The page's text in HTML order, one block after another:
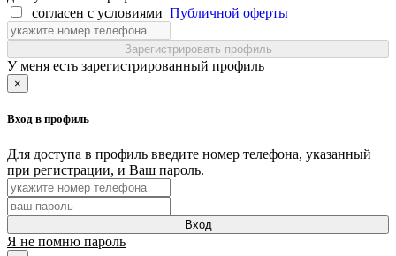
согласен с условиями Публичной оферты
Зарегистрировать профиль
У меня есть зарегистрированный профиль
×
Вход в профиль
Для доступа в профиль введите номер телефона, указанный
при регистрации, и Ваш пароль.
Вход
Я не помню пароль